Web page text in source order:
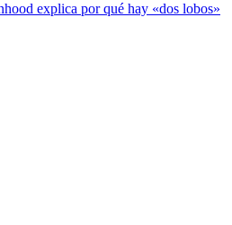
explica por qué hay «dos lobos»